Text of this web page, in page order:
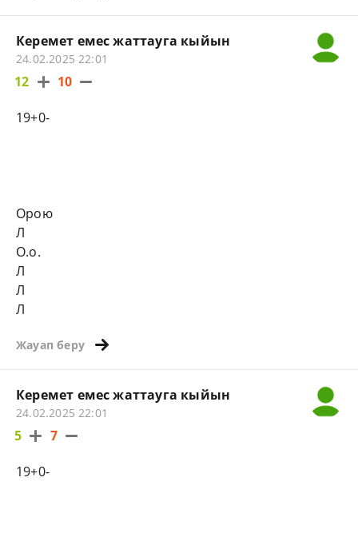
Керемет емес жаттауга кыйын
24.02.2025 22:01
12 10
19+0-
Орою
Л
О.о.
Л
Л
Л
Жауап беру
Керемет емес жаттауга кыйын
24.02.2025 22:01
5 7
19+0-